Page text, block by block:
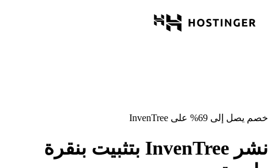
خصم يصل إلى 69% على InvenTree
نشر InvenTree بتثبيت بنقرة